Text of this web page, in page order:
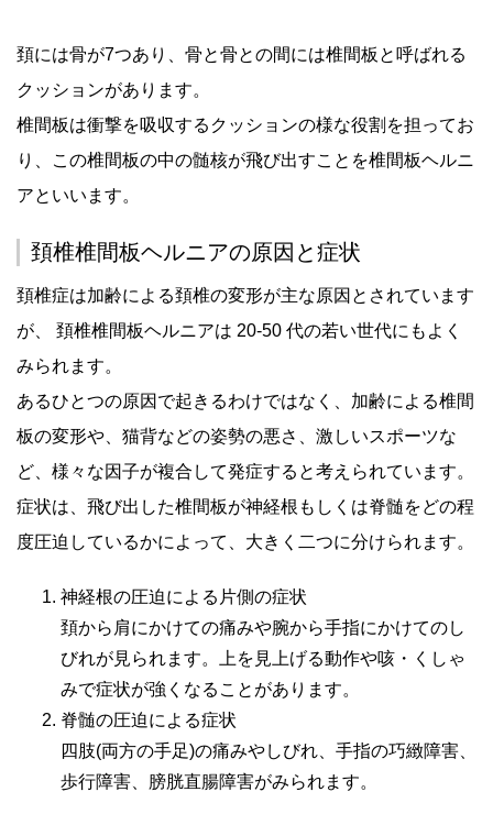
頚には骨が7つあり、骨と骨との間には椎間板と呼ばれる
クッションがあります。
椎間板は衝撃を吸収するクッションの様な役割を担ってお
り、この椎間板の中の髄核が飛び出すことを椎間板ヘルニ
アといいます。
頚椎椎間板ヘルニアの原因と症状
頚椎症は加齢による頚椎の変形が主な原因とされています
が、 頚椎椎間板ヘルニアは 20-50 代の若い世代にもよく
みられます。
あるひとつの原因で起きるわけではなく、加齢による椎間
板の変形や、猫背などの姿勢の悪さ、激しいスポーツな
ど、様々な因子が複合して発症すると考えられています。
症状は、飛び出した椎間板が神経根もしくは脊髄をどの程
度圧迫しているかによって、大きく二つに分けられます。
神経根の圧迫による片側の症状
頚から肩にかけての痛みや腕から手指にかけてのし
びれが見られます。上を見上げる動作や咳・くしゃ
みで症状が強くなることがあります。
脊髄の圧迫による症状
四肢(両方の手足)の痛みやしびれ、手指の巧緻障害、
歩行障害、膀胱直腸障害がみられます。